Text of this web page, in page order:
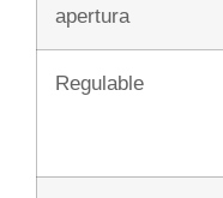
apertura
Regulable